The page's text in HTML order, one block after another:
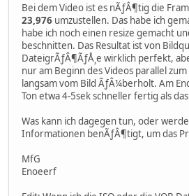
Bei dem Video ist es nÃƒÂ¶tig die
23,976 umzustellen. Das habe ich
habe ich noch einen resize gemacht
beschnitten. Das Resultat ist von
DateigrÃƒÂ¶ÃƒÅ¸e wirklich perfekt,
nur am Beginn des Videos parallel
langsam vom Bild ÃƒÂ¼berholt. Am
Ton etwa 4-5sek schneller fertig als
Was kann ich dagegen tun, oder
Informationen benÃƒÂ¶tigt, um das
MfG
Enoeerf